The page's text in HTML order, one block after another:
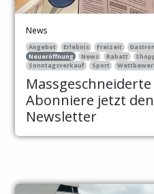
News
Angebot Erlebnis Freizeit
Neueröffnung
News Rabatt
Sonntagsverkauf
Sport
Abonniere jetzt
Newsletter